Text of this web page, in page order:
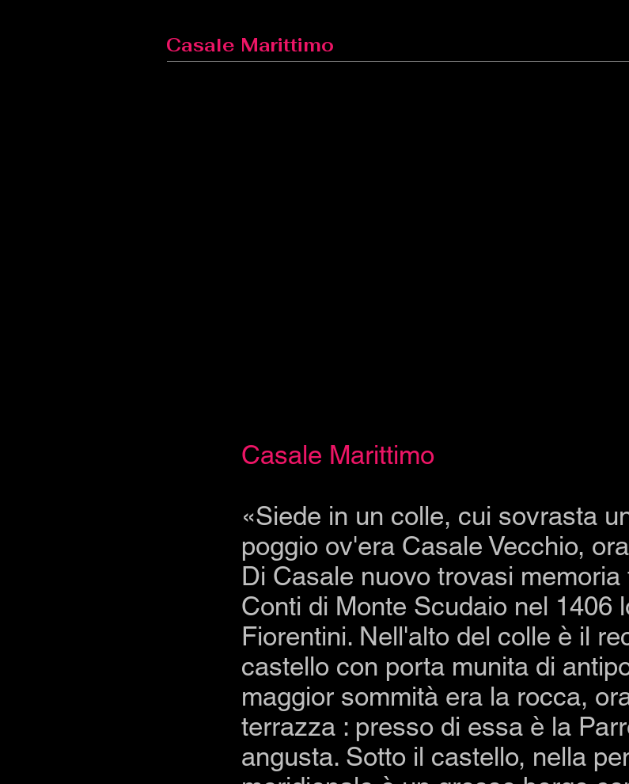
Casale Marittimo
Casale Marittimo
«Siede in un colle, cui sovrasta
poggio ov'era Casale Vecchio,
Di Casale nuovo trovasi memoria
Conti di Monte Scudaio nel 1406
Fiorentini. Nell'alto del colle è il
castello con porta munita di
maggior sommità era la rocca,
terrazza : presso di essa è la
angusta. Sotto il castello, nella